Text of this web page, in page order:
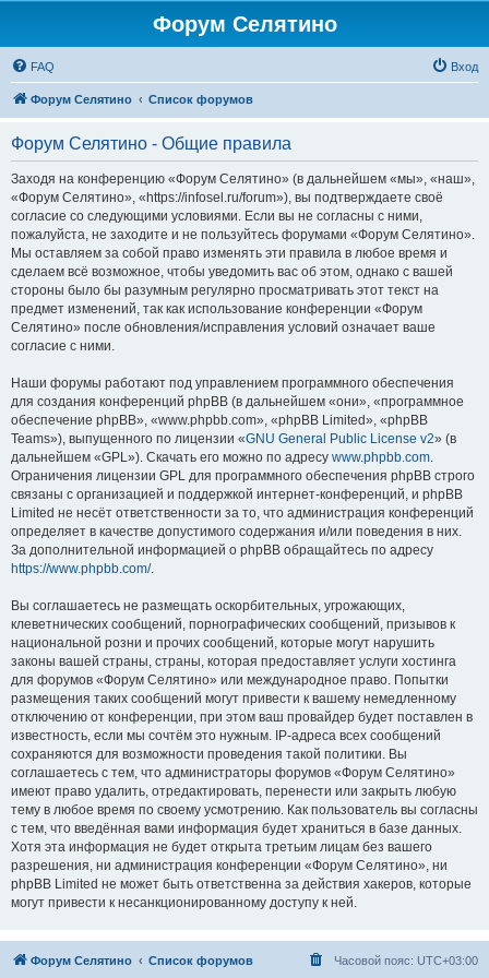
Форум Селятино
FAQ Вход
Форум Селятино Список форумов
Форум Селятино - Общие правила
Заходя на конференцию «Форум Селятино» (в дальнейшем «мы», «наш»,
«Форум Селятино», «https://infosel.ru/forum»), вы подтверждаете своё
согласие со следующими условиями. Если вы не согласны с ними,
пожалуйста, не заходите и не пользуйтесь форумами «Форум Селятино».
Мы оставляем за собой право изменять эти правила в любое время и
сделаем всё возможное, чтобы уведомить вас об этом, однако с вашей
стороны было бы разумным регулярно просматривать этот текст на
предмет изменений, так как использование конференции «Форум
Селятино» после обновления/исправления условий означает ваше
согласие с ними.
Наши форумы работают под управлением программного обеспечения
для создания конференций phpBB (в дальнейшем «они», «программное
обеспечение phpBB», «www.phpbb.com», «phpBB Limited», «phpBB
Teams»), выпущенного по лицензии «GNU General Public License v2» (в
дальнейшем «GPL»). Скачать его можно по адресу www.phpbb.com.
Ограничения лицензии GPL для программного обеспечения phpBB строго
связаны с организацией и поддержкой интернет-конференций, и phpBB
Limited не несёт ответственности за то, что администрация конференций
определяет в качестве допустимого содержания и/или поведения в них.
За дополнительной информацией о phpBB обращайтесь по адресу
https://www.phpbb.com/.
Вы соглашаетесь не размещать оскорбительных, угрожающих,
клеветнических сообщений, порнографических сообщений, призывов к
национальной розни и прочих сообщений, которые могут нарушить
законы вашей страны, страны, которая предоставляет услуги хостинга
для форумов «Форум Селятино» или международное право. Попытки
размещения таких сообщений могут привести к вашему немедленному
отключению от конференции, при этом ваш провайдер будет поставлен в
известность, если мы сочтём это нужным. IP-адреса всех сообщений
сохраняются для возможности проведения такой политики. Вы
соглашаетесь с тем, что администраторы форумов «Форум Селятино»
имеют право удалить, отредактировать, перенести или закрыть любую
тему в любое время по своему усмотрению. Как пользователь вы согласны
с тем, что введённая вами информация будет храниться в базе данных.
Хотя эта информация не будет открыта третьим лицам без вашего
разрешения, ни администрация конференции «Форум Селятино», ни
phpBB Limited не может быть ответственна за действия хакеров, которые
могут привести к несанкционированному доступу к ней.
Форум Селятино Список форумов Часовой пояс: UTC+03:00